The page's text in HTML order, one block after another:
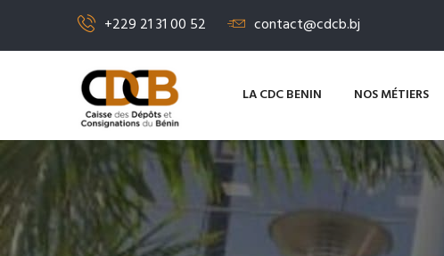
+229 21 31 00 52 contact@cdcb.bj
LA CDC BENIN NOS MÉTIERS